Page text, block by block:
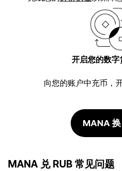
开启您的数字
向您的账户中充币，
MANA 换
MANA 兑 RUB 常见问题